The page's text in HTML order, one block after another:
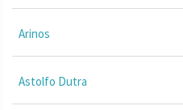
Arinos
Astolfo Dutra